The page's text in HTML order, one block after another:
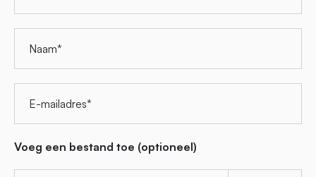
Naam
E-mailadres
Voeg een bestand toe (optioneel)